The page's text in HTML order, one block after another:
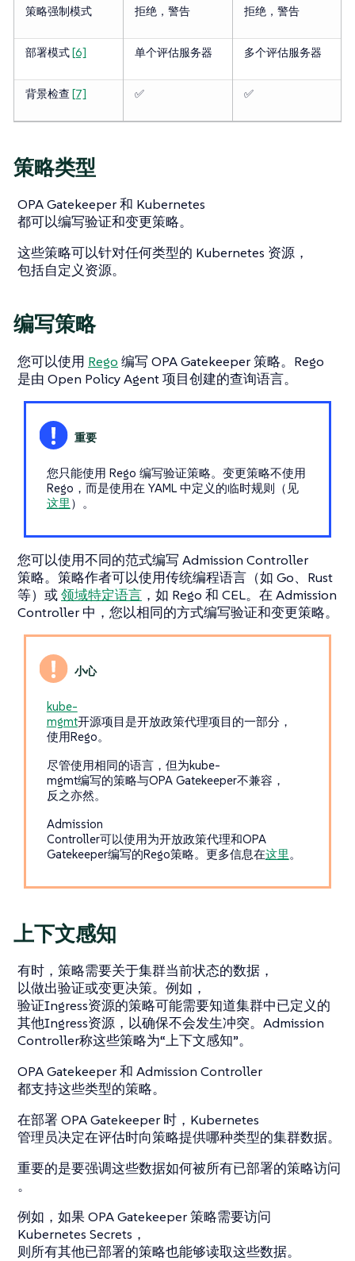
策略强制模式 拒绝，警告 拒绝，警告
部署模式[6] 单个评估服务器 多个评估服务器
背景检查 [7] ✅ ✅
策略类型
OPA Gatekeeper 和 Kubernetes
都可以编写验证和变更策略。
这些策略可以针对任何类型的 Kubernetes 资源，
包括自定义资源。
编写策略
您可以使用 Rego 编写 OPA Gatekeeper 策略。Rego
是由 Open Policy Agent 项目创建的查询语言。
您只能使用 Rego 编写验证策略。变更策略不使用
Rego，而是使用在 YAML 中定义的临时规则（见
这里 ）。
您可以使用不同的范式编写 Admission Controller
策略。策略作者可以使用传统编程语言（如 Go、Rust
等）或领域特定语言 ，如 Rego 和 CEL。在 Admission
Controller 中，您以相同的方式编写验证和变更策略。
kube-
mgmt开源项目是开放政策代理项目的一部分，
使用Rego。
尽管使用相同的语言，但为kube-
mgmt编写的策略与OPA Gatekeeper不兼容，
反之亦然。
Admission
Controller可以使用为开放政策代理和OPA
Gatekeeper编写的Rego策略。更多信息在这里 。
上下文感知
有时，策略需要关于集群当前状态的数据，
以做出验证或变更决策。例如，
验证Ingress资源的策略可能需要知道集群中已定义的
其他Ingress资源，以确保不会发生冲突。Admission
Controller称这些策略为“上下文感知”。
OPA Gatekeeper 和 Admission Controller
都支持这些类型的策略。
在部署 OPA Gatekeeper 时，Kubernetes
管理员决定在评估时向策略提供哪种类型的集群数据。
重要的是要强调这些数据如何被所有已部署的策略访问
。
例如，如果 OPA Gatekeeper 策略需要访问
Kubernetes Secrets，
则所有其他已部署的策略也能够读取这些数据。